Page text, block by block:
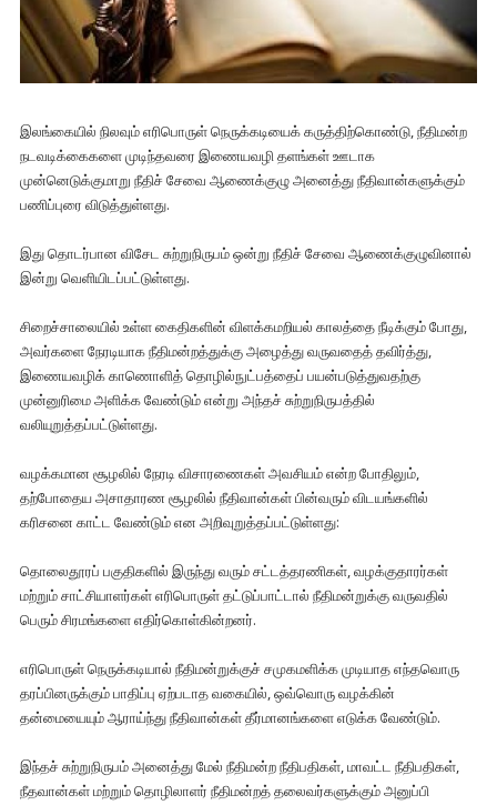
இலங்கையில் நிலவும் எரிபொருள் நெருக்கடியைக் கருத்திற்கொண்டு, நீதிமன்ற
நடவடிக்கைகளை முடிந்தவரை இணையவழி தளங்கள் ஊடாக
முன்னெடுக்குமாறு நீதிச் சேவை ஆணைக்குழு அனைத்து நீதிவான்களுக்கும்
பணிப்புரை விடுத்துள்ளது.
இது தொடர்பான விசேட சுற்றுநிருபம் ஒன்று நீதிச் சேவை ஆணைக்குழுவினால்
இன்று வெளியிடப்பட்டுள்ளது.
சிறைச்சாலையில் உள்ள கைதிகளின் விளக்கமறியல் காலத்தை நீடிக்கும் போது,
அவர்களை நேரடியாக நீதிமன்றத்துக்கு அழைத்து வருவதைத் தவிர்த்து,
இணையவழிக் காணொளித் தொழில்நுட்பத்தைப் பயன்படுத்துவதற்கு
முன்னுரிமை அளிக்க வேண்டும் என்று அந்தச் சுற்றுநிருபத்தில்
வலியுறுத்தப்பட்டுள்ளது.
வழக்கமான சூழலில் நேரடி விசாரணைகள் அவசியம் என்ற போதிலும்,
தற்போதைய அசாதாரண சூழலில் நீதிவான்கள் பின்வரும் விடயங்களில்
கரிசனை காட்ட வேண்டும் என அறிவுறுத்தப்பட்டுள்ளது:
தொலைதூரப் பகுதிகளில் இருந்து வரும் சட்டத்தரணிகள், வழக்குதாரர்கள்
மற்றும் சாட்சியாளர்கள் எரிபொருள் தட்டுப்பாட்டால் நீதிமன்றுக்கு வருவதில்
பெரும் சிரமங்களை எதிர்கொள்கின்றனர்.
எரிபொருள் நெருக்கடியால் நீதிமன்றுக்குச் சமுகமளிக்க முடியாத எந்தவொரு
தரப்பினருக்கும் பாதிப்பு ஏற்படாத வகையில், ஒவ்வொரு வழக்கின்
தன்மையையும் ஆராய்ந்து நீதிவான்கள் தீர்மானங்களை எடுக்க வேண்டும்.
இந்தச் சுற்றுநிருபம் அனைத்து மேல் நீதிமன்ற நீதிபதிகள், மாவட்ட நீதிபதிகள்,
நீதவான்கள் மற்றும் தொழிலாளர் நீதிமன்றத் தலைவர்களுக்கும் அனுப்பி